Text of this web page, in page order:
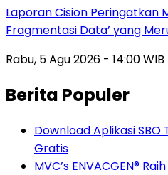
Laporan Cision Peringatkan
Fragmentasi Data’ yang
Rabu, 5 Agu 2026 - 14:00 WIB
Berita Populer
Download Aplikasi SBO
Gratis
MVC’s ENVACGEN®